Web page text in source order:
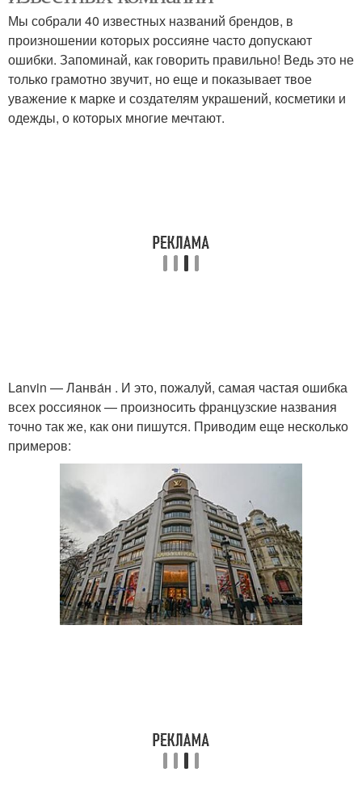
Мы собрали 40 известных названий брендов, в
произношении которых россияне часто допускают
ошибки. Запоминай, как говорить правильно! Ведь это не
только грамотно звучит, но еще и показывает твое
уважение к марке и создателям украшений, косметики и
одежды, о которых многие мечтают.
Lanvin — Ланва́н . И это, пожалуй, самая частая ошибка
всех россиянок — произносить французские названия
точно так же, как они пишутся. Приводим еще несколько
примеров: